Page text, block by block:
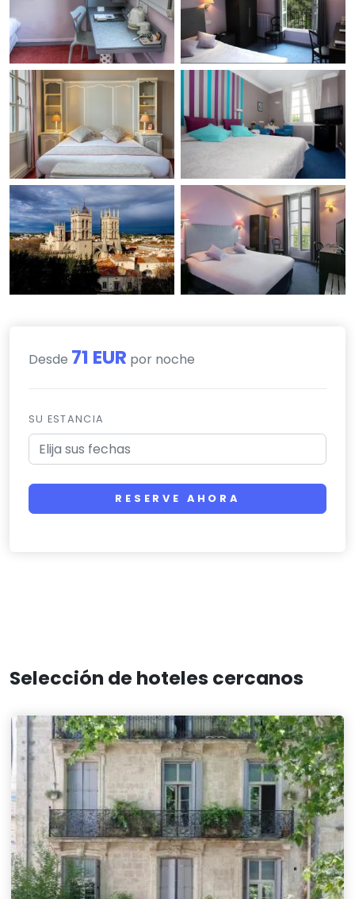
Desde 71 EUR por noche
SU ESTANCIA
RESERVE AHORA
Selección de hoteles cercanos